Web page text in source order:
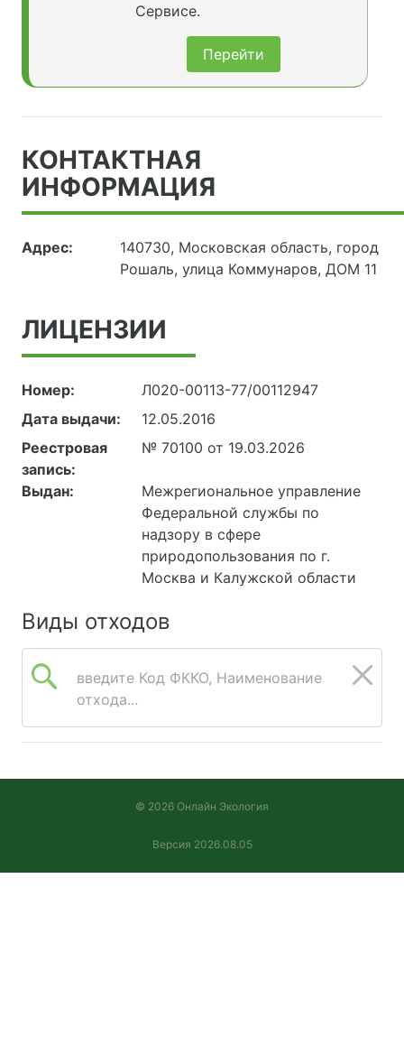
Сервисе.
Перейти
КОНТАКТНАЯ
ИНФОРМАЦИЯ
Адрес:
140730, Московская область, город
Рошаль, улица Коммунаров, ДОМ 11
ЛИЦЕНЗИИ
Номер:
Л020-00113-77/00112947
Дата выдачи:
12.05.2016
Реестровая
запись:
№ 70100 от 19.03.2026
Выдан:
Межрегиональное управление
Федеральной службы по
надзору в сфере
природопользования по г.
Москва и Калужской области
Виды отходов
введите Код ФККО, Наименование
отхода...
© 2026 Онлайн Экология
Версия 2026.08.05